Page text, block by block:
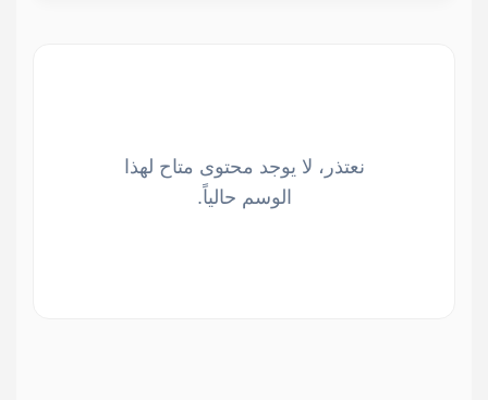
نعتذر، لا يوجد محتوى متاح لهذا
الوسم حالياً.